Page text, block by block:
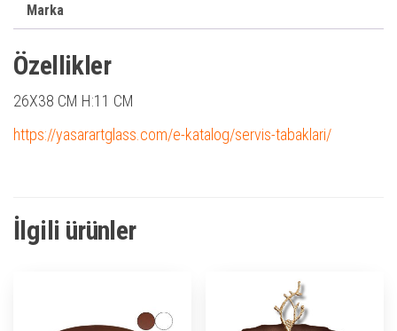
Marka
Özellikler
26X38 CM H:11 CM
https://yasarartglass.com/e-katalog/servis-tabaklari/
İlgili ürünler